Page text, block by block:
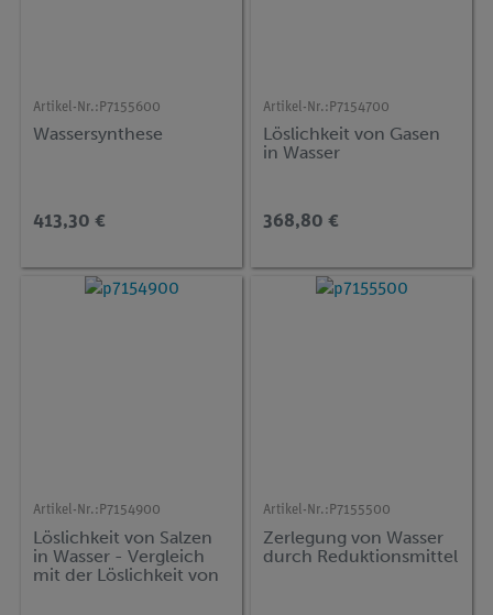
Artikel-Nr.: P7155600
Wassersynthese
413,30 €
Artikel-Nr.: P7154700
Löslichkeit von Gasen
in Wasser
368,80 €
Artikel-Nr.: P7154900
Löslichkeit von Salzen
in Wasser - Vergleich
mit der Löslichkeit von
Artikel-Nr.: P7155500
Zerlegung von Wasser
durch Reduktionsmittel